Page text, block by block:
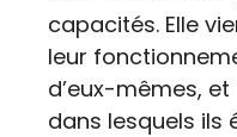
capacités. Elle
leur
d’eux-mêmes,
dans lesquels ils